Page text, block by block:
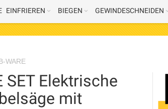
EINFRIEREN BIEGEN GEWINDESCHNEIDEN
WARE
SET Elektrische
mit